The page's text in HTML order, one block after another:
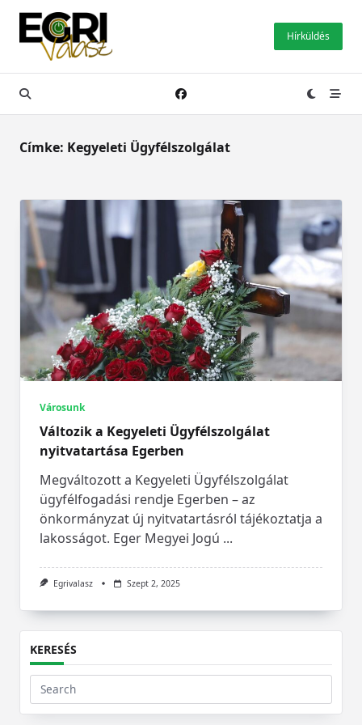
Skip
content
Hírküldés
Címke: Kegyeleti Ügyfélszolgálat
Városunk
Változik a Kegyeleti Ügyfélszolgálat
nyitvatartása Egerben
Megváltozott a Kegyeleti Ügyfélszolgálat
ügyfélfogadási rendje Egerben – az
önkormányzat új nyitvatartásról tájékoztatja a
lakosságot. Eger Megyei Jogú ...
Egrivalasz Szept 2, 2025
KERESÉS
Search
for: